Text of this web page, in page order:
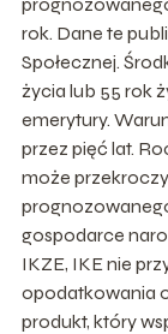
rok. Dane te
Społecznej.
życia lub 55 rok
emerytury.
przez pięć lat.
może
gospodarce
IKZE, IKE nie
opodatkowania
produkt, który